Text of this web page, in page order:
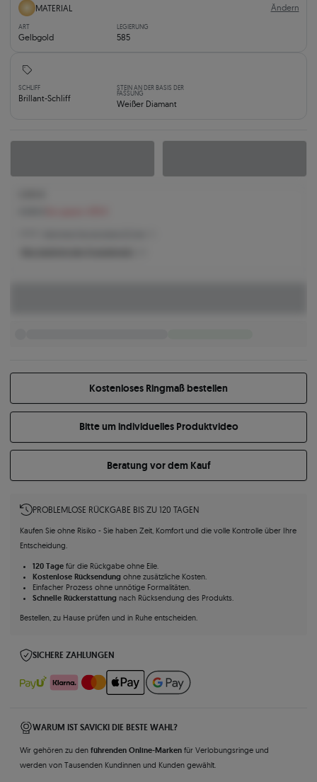
MATERIAL Ändern
ART
Gelbgold
LEGIERUNG
585
SCHLIFF
Brillant-Schliff
STEIN AN DER BASIS DER
FASSUNG
Weißer Diamant
Kostenloses Ringmaß bestellen
Bitte um individuelles Produktvideo
Beratung vor dem Kauf
PROBLEMLOSE RÜCKGABE BIS ZU 120 TAGEN
Kaufen Sie ohne Risiko - Sie haben Zeit, Komfort und die volle Kontrolle über Ihre
Entscheidung.
120 Tagefür die Rückgabe ohne Eile.
Kostenlose Rücksendungohne zusätzliche Kosten.
Einfacher Prozess ohne unnötige Formalitäten.
Schnelle Rückerstattungnach Rücksendung des Produkts.
Bestellen, zu Hause prüfen und in Ruhe entscheiden.
SICHERE ZAHLUNGEN
WARUM IST SAVICKI DIE BESTE WAHL?
Wir gehören zu den führenden Online-Marken für Verlobungsringe und
werden von Tausenden Kundinnen und Kunden gewählt.